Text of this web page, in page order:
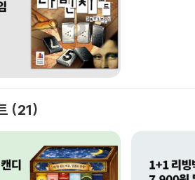
21